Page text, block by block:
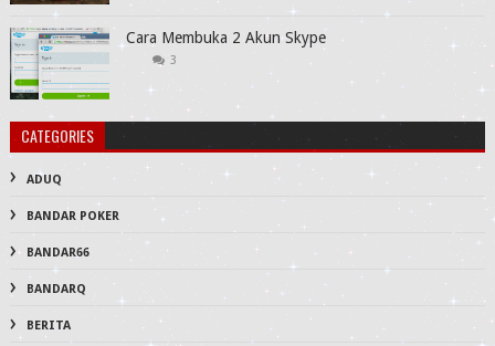
Cara Membuka 2 Akun Skype
3
CATEGORIES
ADUQ
BANDAR POKER
BANDAR66
BANDARQ
BERITA